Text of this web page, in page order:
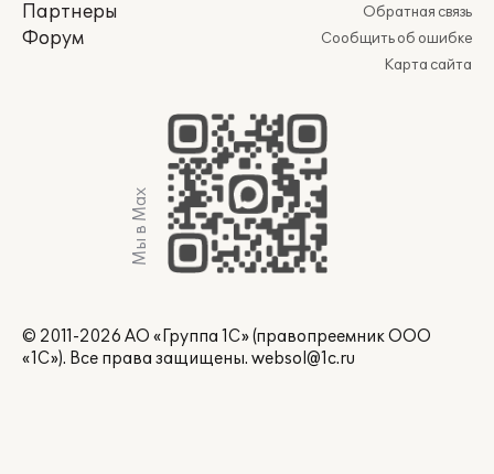
Партнеры
Форум
Обратная связь
Сообщить об ошибке
Карта сайта
Мы в Max
© 2011-2026 АО «Группа 1С» (правопреемник ООО
«1С»). Все права защищены. websol@1c.ru